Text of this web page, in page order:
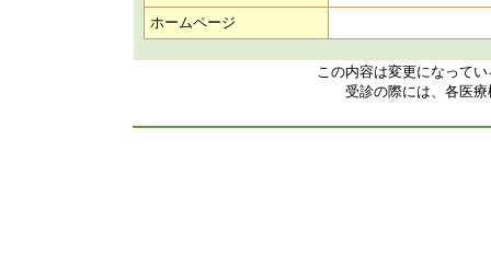
ホームページ
この内容は変更になって
受診の際には、各医